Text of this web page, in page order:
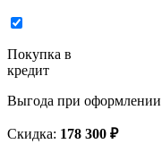
Покупка в
кредит
Выгода при оформлении
Скидка: 178 300 ₽